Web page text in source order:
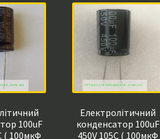
100uF
( 100мкФ
Електролітичний
конденсатор 100uF
450V 105C ( 100мкФ